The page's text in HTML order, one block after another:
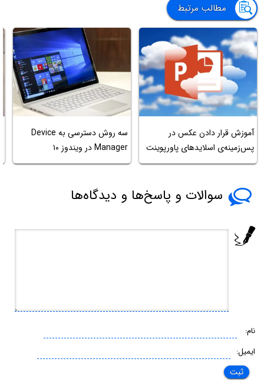
مطالب مرتبط
آموزش قرار دادن عکس در
پس‌زمینه‌ی اسلایدهای پاورپوینت
سه روش دسترسی به Device
Manager در ویندوز ۱۰
سوالات و پاسخ‌ها و دیدگاه‌ها
نام:
ایمیل: